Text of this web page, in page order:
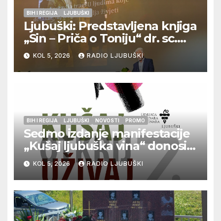
BIH I REGIJA LJUBUŠKI
Ljubuški: Predstavljena knjiga
„Sin – Priča o Toniju“ dr. sc.
Zdenka Hercega
KOL 5, 2026 RADIO LJUBUŠKI
BIH I REGIJA LJUBUŠKI NOVOSTI PROMO
Sedmo izdanje manifestacije
„Kušaj ljubuška vina“ donosi
vrhunska vina, gastronomiju i
glazbu
KOL 5, 2026 RADIO LJUBUŠKI